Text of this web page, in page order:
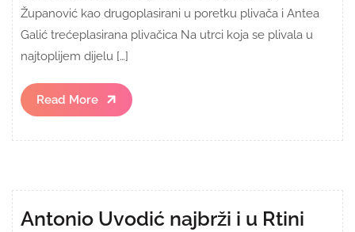
Županović kao drugoplasirani u poretku plivača i Antea
Galić trećeplasirana plivačica Na utrci koja se plivala u
najtoplijem dijelu […]
Read More
Read
More
Antonio Uvodić najbrži i u Rtini